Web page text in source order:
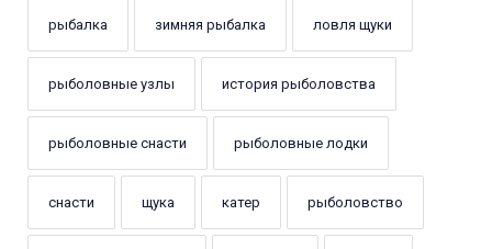
рыбалка зимняя рыбалка ловля щуки
рыболовные узлы история рыболовства
рыболовные снасти рыболовные лодки
снасти щука катер рыболовство